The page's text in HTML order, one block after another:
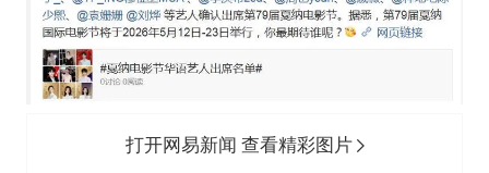
打开网易新闻 查看精彩图片